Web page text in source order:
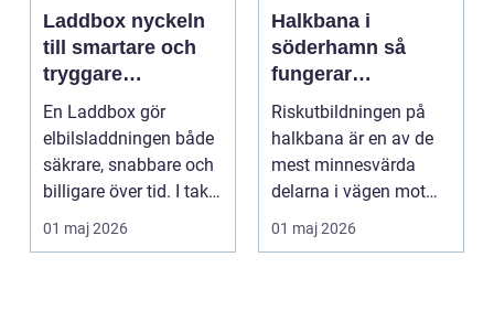
Laddbox nyckeln
till smartare och
tryggare
elbilsladdning
hemma
En Laddbox gör
elbilsladdningen både
säkrare, snabbare och
billigare över tid. I takt
med att fler s...
01 maj 2026
Halkbana i
söderhamn så
fungerar
riskutbildningen
och därför spelar
den roll
Riskutbildningen på
halkbana är en av de
mest minnesvärda
delarna i vägen mot
körkort. Många
kommer ...
01 maj 2026